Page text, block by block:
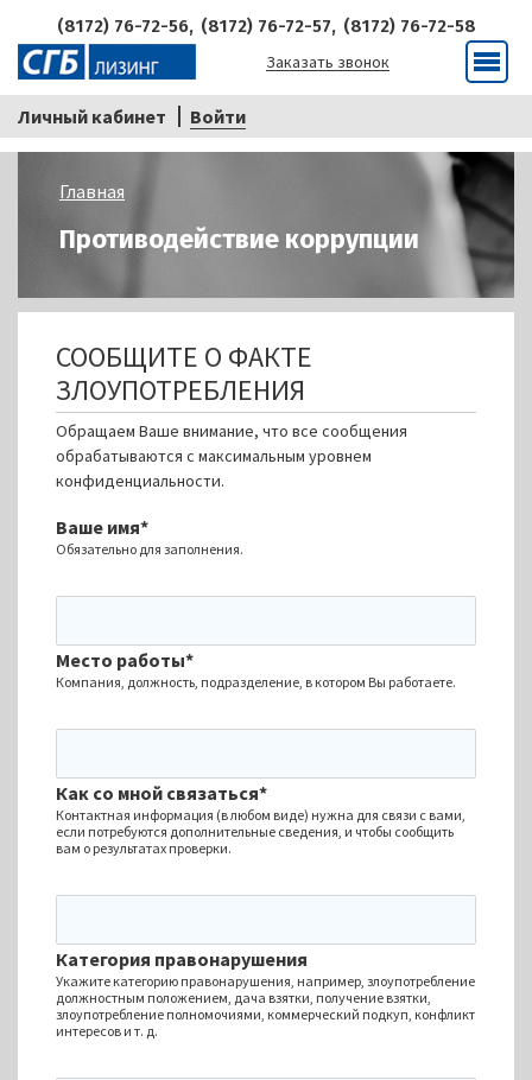
(8172) 76-72-56, (8172) 76-72-57, (8172) 76-72-58
Заказать звонок
Личный кабинет Войти
Меню
Строка
Главная
Противодействие коррупции
СООБЩИТЕ О ФАКТЕ
ЗЛОУПОТРЕБЛЕНИЯ
Обращаем Ваше внимание, что все сообщения
обрабатываются с максимальным уровнем
конфиденциальности.
Ваше имя*
Обязательно для заполнения.
Место работы*
Компания, должность, подразделение, в котором Вы работаете.
Как со мной связаться*
Контактная информация (в любом виде) нужна для связи с вами,
если потребуются дополнительные сведения, и чтобы сообщить
вам о результатах проверки.
Категория правонарушения
Укажите категорию правонарушения, например, злоупотребление
должностным положением, дача взятки, получение взятки,
злоупотребление полномочиями, коммерческий подкуп, конфликт
интересов и т. д.